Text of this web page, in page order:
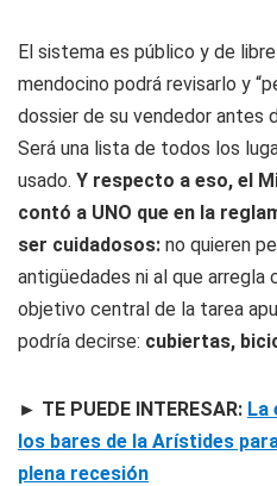
El sistema es público y de
mendocino podrá revisarlo y
dossier de su vendedor antes
Será una lista de todos los
usado. Y respecto a eso, el
contó a UNO que en la
ser cuidadosos: no quieren
antigüedades ni al que arregla
objetivo central de la tarea
podría decirse: cubiertas,
► TE PUEDE INTERESAR: La
los bares de la Arístides
plena recesión